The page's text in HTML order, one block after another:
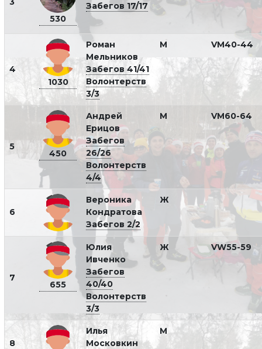
530
Забегов 17/17
4
1030
Роман
Мельников
Забегов 41/41
Волонтерств
3/3
М VM40-44
5
450
Андрей
Ерицов
Забегов
26/26
Волонтерств
4/4
М VM60-64
6
Вероника
Кондратова
Забегов 2/2
Ж
7
655
Юлия
Ивченко
Забегов
40/40
Волонтерств
3/3
Ж VW55-59
8
Илья
Московкин
М